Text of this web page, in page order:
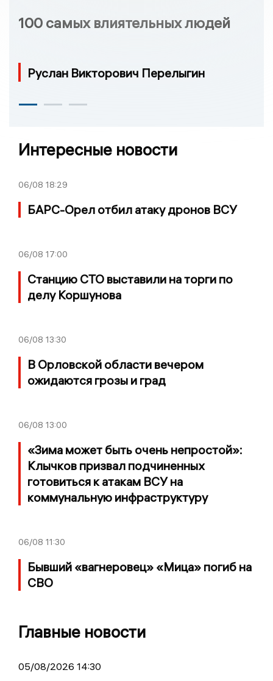
100 самых влиятельных людей
Руслан Викторович Перелыгин
Интересные новости
06/08 18:29
БАРС-Орел отбил атаку дронов ВСУ
06/08 17:00
Станцию СТО выставили на торги по
делу Коршунова
06/08 13:30
В Орловской области вечером
ожидаются грозы и град
06/08 13:00
«Зима может быть очень непростой»:
Клычков призвал подчиненных
готовиться к атакам ВСУ на
коммунальную инфраструктуру
06/08 11:30
Бывший «вагнеровец» «Мица» погиб на
СВО
Главные новости
05/08/2026 14:30